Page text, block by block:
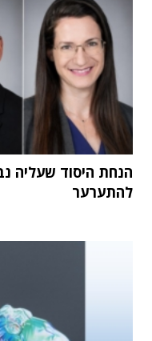
הנחת היסוד שעליה
להתערער